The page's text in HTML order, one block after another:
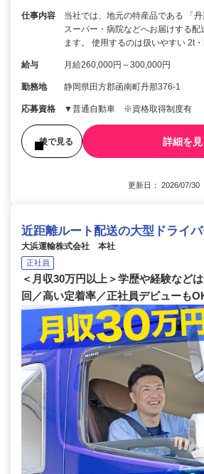
仕事内容
当社では、地元の特産品である 「
スーパー・病院などへお届けする
ます。 使用するのは扱いやすい 2t
給与 月給260,000円～300,000円
勤務地 静岡県田方郡函南町丹那376-1
応募資格 ▼普通自動車 ※資格取得制度有
後で見る 詳細を見
更新日： 2026/07/
近距離ルート配送の大型ドライ
大浜運輸株式会社 本社
正社員
＜月収30万円以上＞学歴や経験など
回／高い定着率／正社員デビューも